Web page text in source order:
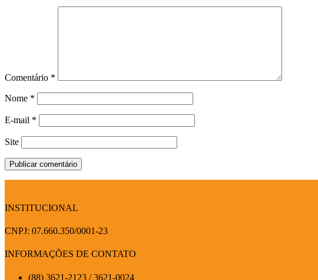
Comentário *
Nome *
E-mail *
Site
INSTITUCIONAL
CNPJ: 07.660.350/0001-23
INFORMAÇÕES DE CONTATO
(88) 3621-2123 / 3621-0024